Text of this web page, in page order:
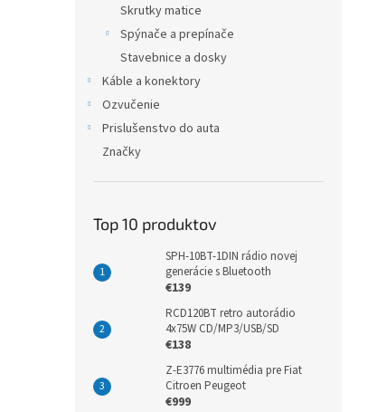
Skrutky matice
Spýnače a prepínače
Stavebnice a dosky
Káble a konektory
Ozvučenie
Prislušenstvo do auta
Značky
Top 10 produktov
SPH-10BT-1DIN rádio novej
generácie s Bluetooth
€139
RCD120BT retro autorádio
4x75W CD/MP3/USB/SD
€138
Z-E3776 multimédia pre Fiat
Citroen Peugeot
€999